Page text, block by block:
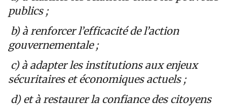
publics ;
b) à renforcer l’efficacité de l’action
gouvernementale ;
c) à adapter les institutions aux enjeux
sécuritaires et économiques actuels ;
d) et à restaurer la confiance des citoyens